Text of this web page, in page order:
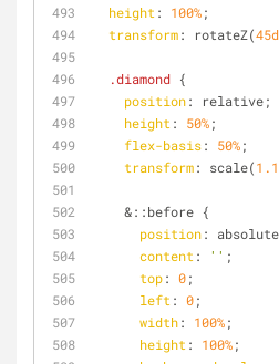
height : 100%;
transform: rotateZ(
.diamond {
position: relative;
height : 50%;
flex-basis: 50%;
transform: scale(1.1
    &
::before {
position:
content : '' ;
top: 0;
left : 0;
width: 100%;
height : 100%;